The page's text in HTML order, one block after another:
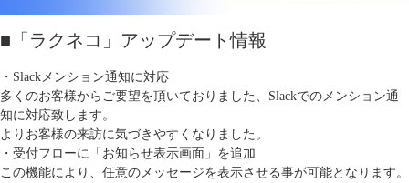
■「ラクネコ」アップデート情報
・Slackメンション通知に対応
多くのお客様からご要望を頂いておりました、Slackでのメンション通
知に対応致します。
よりお客様の来訪に気づきやすくなりました。
・受付フローに「お知らせ表示画面」を追加
この機能により、任意のメッセージを表示させる事が可能となります。